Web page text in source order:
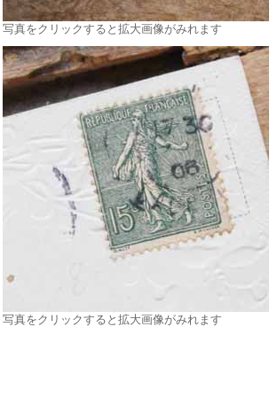
写真をクリックすると拡大画像がみれます
写真をクリックすると拡大画像がみれます